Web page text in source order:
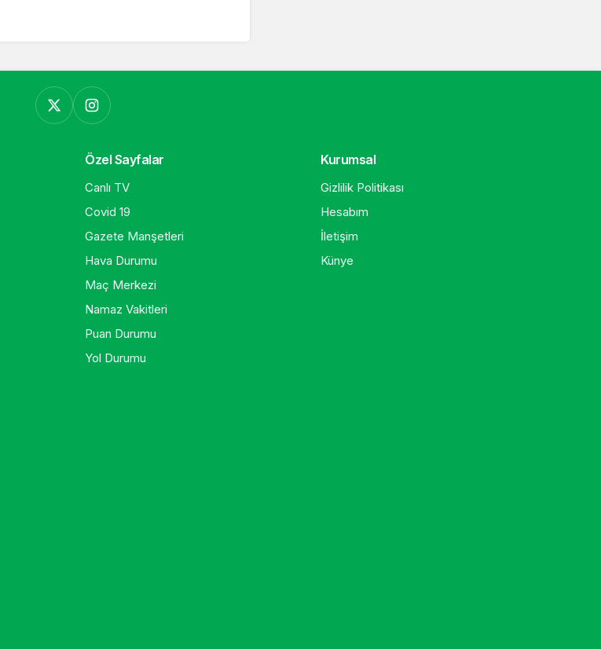
Özel Sayfalar
Canlı TV
Covid 19
Gazete Manşetleri
Hava Durumu
Maç Merkezi
Namaz Vakitleri
Puan Durumu
Yol Durumu
Kurumsal
Gizlilik Politikası
Hesabım
İletişim
Künye